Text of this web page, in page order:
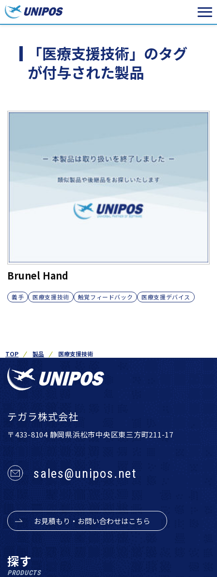
「医療支援技術」のタグ
が付与された製品
Brunel Hand
義手 医療支援技術 触覚フィードバック 医療支援デバイス
TOP 製品 医療支援技術
テガラ株式会社
〒433-8104 静岡県浜松市中央区東三方町211-17
sales@unipos.net
お見積もり・お問い合わせはこちら
探す
PRODUCTS